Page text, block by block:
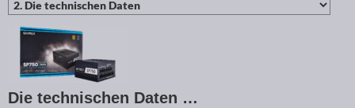
Die technischen Daten …